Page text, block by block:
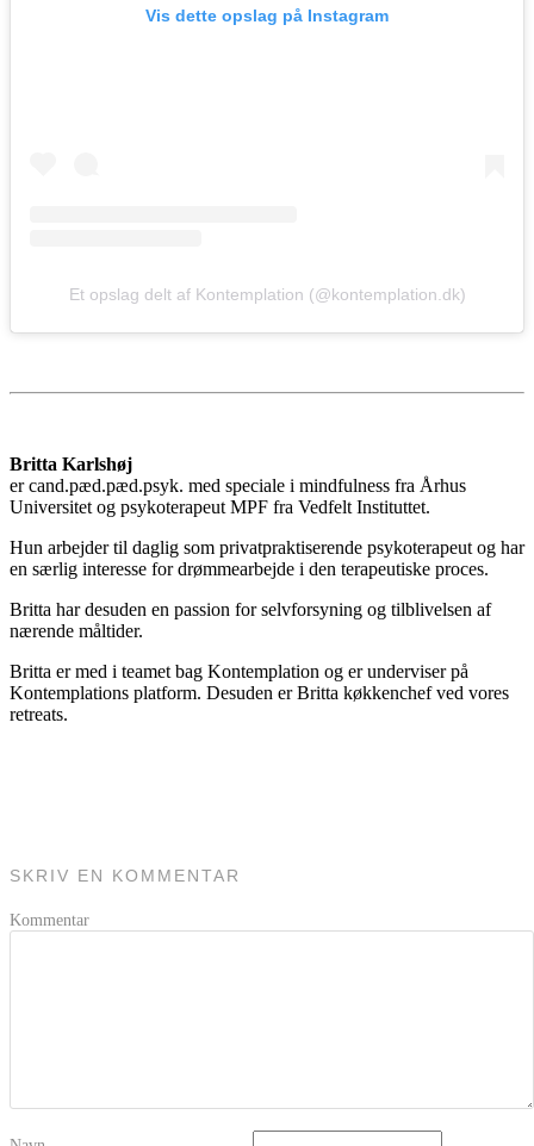
Vis dette opslag på Instagram
Et opslag delt af Kontemplation (@kontemplation.dk)
Britta Karlshøj
er cand.pæd.pæd.psyk. med speciale i mindfulness fra Århus
Universitet og psykoterapeut MPF fra Vedfelt Instituttet.
Hun arbejder til daglig som privatpraktiserende psykoterapeut og har
en særlig interesse for drømmearbejde i den terapeutiske proces.
Britta har desuden en passion for selvforsyning og tilblivelsen af
nærende måltider.
Britta er med i teamet bag Kontemplation og er underviser på
Kontemplations platform. Desuden er Britta køkkenchef ved vores
retreats.
SKRIV EN KOMMENTAR
Kommentar